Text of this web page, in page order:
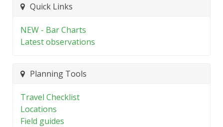
Quick Links
NEW - Bar Charts
Latest observations
Planning Tools
Travel Checklist
Locations
Field guides